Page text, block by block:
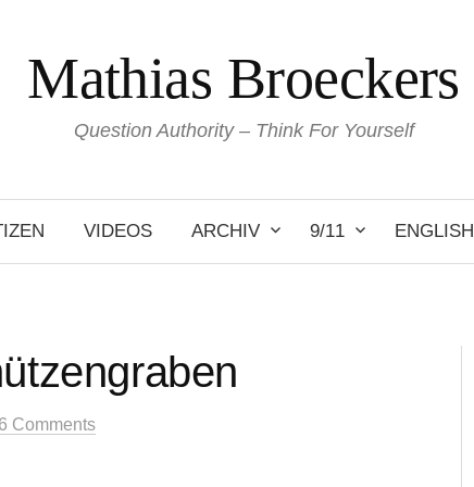
Mathias Broeckers
Question Authority – Think For Yourself
VIDEOS ARCHIV 9/11 ENGLISH
Comments